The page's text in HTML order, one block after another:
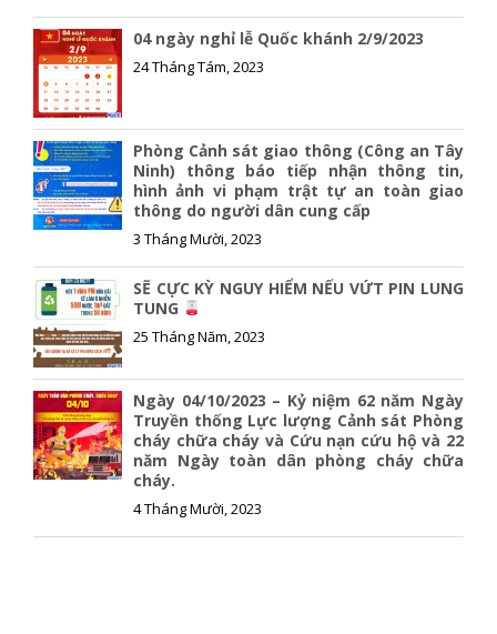
04 ngày nghỉ lễ Quốc khánh 2/9/2023
24 Tháng Tám, 2023
Phòng Cảnh sát giao thông (Công an Tây
Ninh) thông báo tiếp nhận thông tin,
hình ảnh vi phạm trật tự an toàn giao
thông do người dân cung cấp
3 Tháng Mười, 2023
SẼ CỰC KỲ NGUY HIỂM NẾU VỨT PIN LUNG
TUNG
25 Tháng Năm, 2023
Ngày 04/10/2023 – Kỷ niệm 62 năm Ngày
Truyền thống Lực lượng Cảnh sát Phòng
cháy chữa cháy và Cứu nạn cứu hộ và 22
năm Ngày toàn dân phòng cháy chữa
cháy.
4 Tháng Mười, 2023